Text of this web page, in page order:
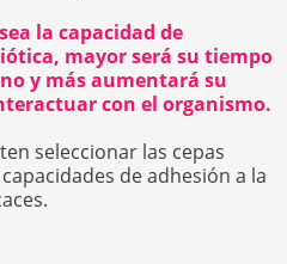
la capacidad de
mayor será su tiempo
y más aumentará su
con el organismo.
seleccionar las cepas
de adhesión a la